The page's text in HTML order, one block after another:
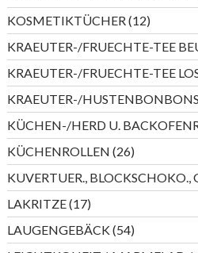
KOSMETIKTÜCHER 1212
Produkte
KRAEUTER-/FRUECHTE-TEE
KRAEUTER-/FRUECHTE-TEE
KRAEUTER-/
KÜCHEN-/HERD U.
KÜCHENROLLEN 2626
Produkte
KUVERTUER., BLOCKSCHOKO.,
LAKRITZE 1717
Produkte
LAUGENGEBÄCK 5454
Produkte